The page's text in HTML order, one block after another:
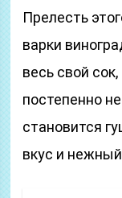
Прелесть
варки
весь свой
постепенно
становится
вкус и